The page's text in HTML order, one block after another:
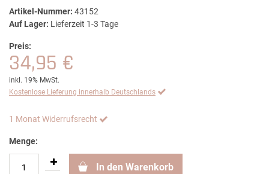
Artikel-Nummer: 43152
Auf Lager: Lieferzeit 1-3 Tage
Preis:
34,95 €
inkl. 19% MwSt.
Kostenlose Lieferung innerhalb Deutschlands
1 Monat Widerrufsrecht
Menge:
In den Warenkorb